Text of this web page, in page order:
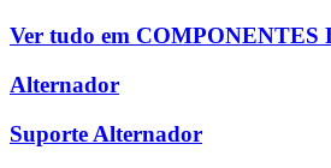
Ver tudo em COMPONENTES
Alternador
Suporte Alternador